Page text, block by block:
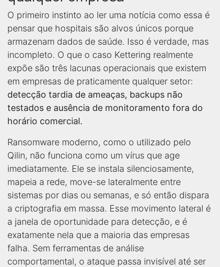
O primeiro instinto ao ler uma notícia como essa é
pensar que hospitais são alvos únicos porque
armazenam dados de saúde. Isso é verdade, mas
incompleto. O que o caso Kettering realmente
expõe são três lacunas operacionais que existem
em empresas de praticamente qualquer setor:
detecção tardia de ameaças, backups não
testados e ausência de monitoramento fora do
horário comercial.
Ransomware moderno, como o utilizado pelo
Qilin, não funciona como um vírus que age
imediatamente. Ele se instala silenciosamente,
mapeia a rede, move-se lateralmente entre
sistemas por dias ou semanas, e só então dispara
a criptografia em massa. Esse movimento lateral é
a janela de oportunidade para detecção, e é
exatamente nela que a maioria das empresas
falha. Sem ferramentas de análise
comportamental, o ataque passa invisível até ser